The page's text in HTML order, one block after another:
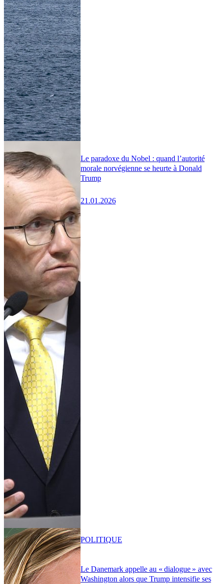
Le paradoxe du Nobel : quand l’autorité
morale norvégienne se heurte à Donald
Trump
21.01.2026
Le Danemark appelle au « dialogue » avec
Washington alors que Trump intensifie ses
POLITIQUE